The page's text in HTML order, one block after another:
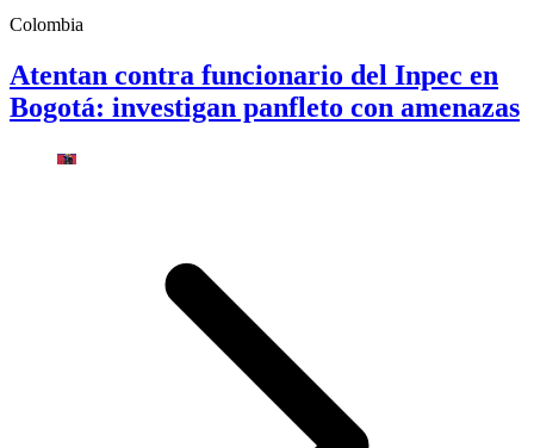
Colombia
Atentan contra funcionario del Inpec en
Bogotá: investigan panfleto con amenazas